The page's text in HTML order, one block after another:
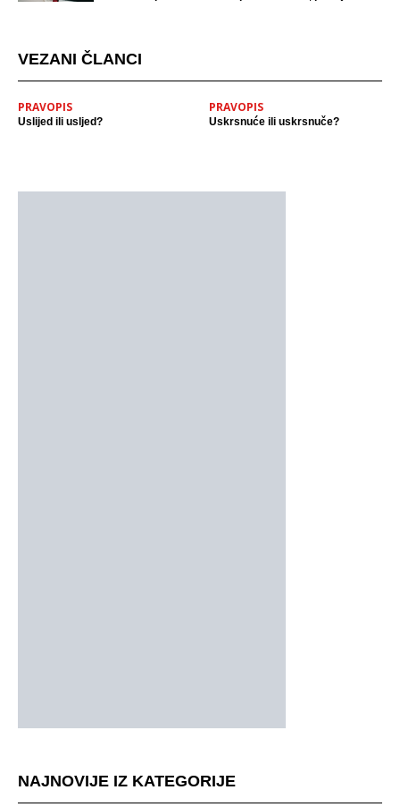
VEZANI ČLANCI
PRAVOPIS
Uslijed ili usljed?
PRAVOPIS
Uskrsnuće ili uskrsnuče?
NAJNOVIJE IZ KATEGORIJE